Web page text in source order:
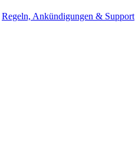
Regeln, Ankündigungen & Support